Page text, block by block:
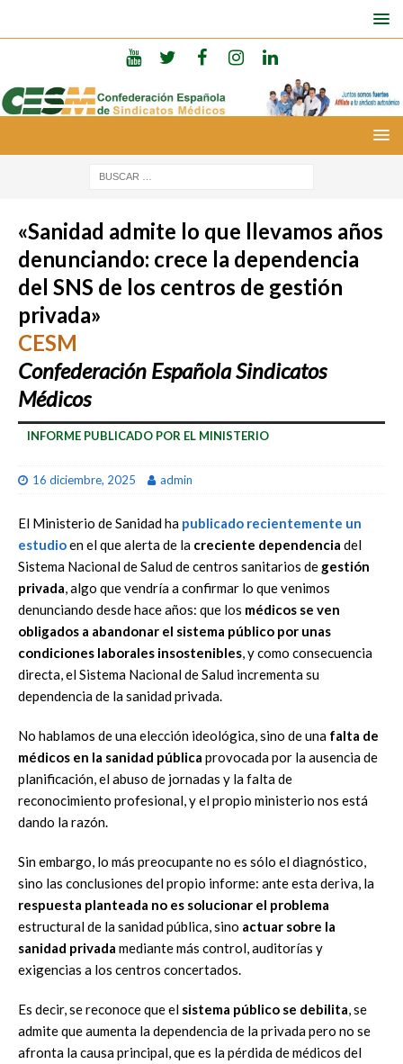
«Sanidad admite lo que llevamos años
denunciando: crece la dependencia
del SNS de los centros de gestión
privada»
CESM
Confederación Española Sindicatos
Médicos
INFORME PUBLICADO POR EL MINISTERIO
16 diciembre, 2025 admin
El Ministerio de Sanidad ha publicado recientemente un
estudioen el que alerta de la creciente dependencia del
Sistema Nacional de Salud de centros sanitarios de gestión
privada, algo que vendría a confirmar lo que venimos
denunciando desde hace años: que los médicos se ven
obligados a abandonar el sistema público por unas
condiciones laborales insostenibles, y como consecuencia
directa, el Sistema Nacional de Salud incrementa su
dependencia de la sanidad privada.
No hablamos de una elección ideológica, sino de una falta de
médicos en la sanidad pública provocada por la ausencia de
planificación, el abuso de jornadas y la falta de
reconocimiento profesional, y el propio ministerio nos está
dando la razón.
Sin embargo, lo más preocupante no es sólo el diagnóstico,
sino las conclusiones del propio informe: ante esta deriva, la
respuesta planteada no es solucionar el problema
estructural de la sanidad pública, sino actuar sobre la
sanidad privada mediante más control, auditorías y
exigencias a los centros concertados.
Es decir, se reconoce que el sistema público se debilita, se
admite que aumenta la dependencia de la privada pero no se
afronta la causa principal, que es la pérdida de médicos del